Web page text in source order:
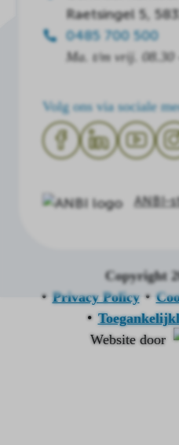
Raetsingel 5,
0485 700 500
Ma. t/m vrij. 08.30
Volg ons via sociale
ANBI-
Copyright
Privacy Policy
Website door